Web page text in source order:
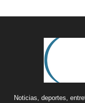
Noticias, deportes,